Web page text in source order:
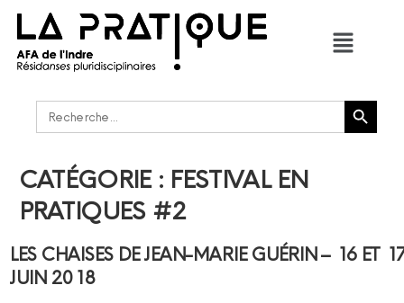
Rechercher : Bouton de recherche
CATÉGORIE : FESTIVAL EN
PRATIQUES #2
LES CHAISES DE JEAN-MARIE GUÉRIN – 16 ET
JUIN 2018